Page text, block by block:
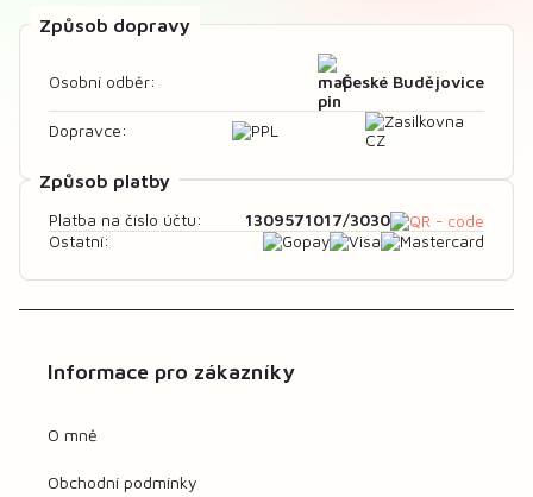
Způsob dopravy
Osobní odběr: České Budějovice
Dopravce:
Způsob platby
Platba na číslo účtu: 1309571017/3030
Ostatní:
Informace pro zákazníky
O mně
Obchodní podmínky